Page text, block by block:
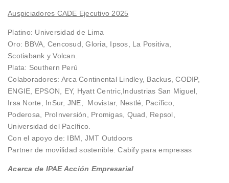
Auspiciadores CADE Ejecutivo 2025
Platino: Universidad de Lima
Oro: BBVA, Cencosud, Gloria, Ipsos, La Positiva,
Scotiabank y Volcan.
Plata: Southern Perú
Colaboradores: Arca Continental Lindley, Backus, CODIP,
ENGIE, EPSON, EY, Hyatt Centric,Industrias San Miguel,
Irsa Norte, InSur, JNE, Movistar, Nestlé, Pacífico,
Poderosa, ProInversión, Promigas, Quad, Repsol,
Universidad del Pacífico.
Con el apoyo de: IBM, JMT Outdoors
Partner de movilidad sostenible: Cabify para empresas
Acerca de IPAE Acción Empresarial